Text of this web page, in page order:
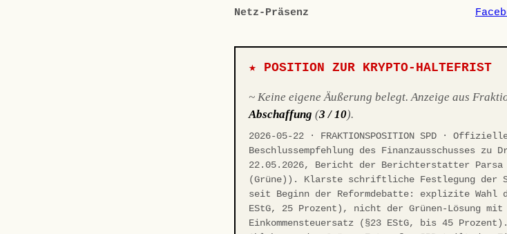
Netz-Präsenz
★ POSITION ZUR KRYPTO-HALTEFRIST
~ Keine eigene Äußerung belegt. Anzeige aus
Abschaffung (3 / 10).
2026-05-22 · FRAKTIONSPOSITION SPD ·
Beschlussempfehlung des Finanzausschusses zu
22.05.2026, Bericht der Berichterstatter Parsa
(Grüne)). Klarste schriftliche Festlegung der
seit Beginn der Reformdebatte: explizite Wahl
EStG, 25 Prozent), nicht der Grünen-Lösung mit
Einkommensteuersatz (§23 EStG, bis 45